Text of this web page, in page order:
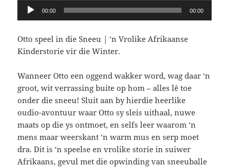
Audio
Player
00:00 00:00
Otto speel in die Sneeu | ‘n Vrolike Afrikaanse
Kinderstorie vir die Winter.
Wanneer Otto een oggend wakker word, wag daar ‘n
groot, wit verrassing buite op hom – alles lê toe
onder die sneeu! Sluit aan by hierdie heerlike
oudio-avontuur waar Otto sy sleis uithaal, nuwe
maats op die ys ontmoet, en selfs leer waarom ‘n
mens maar weerskant ‘n warm mus en serp moet
dra. Dit is ‘n speelse en vrolike storie in suiwer
Afrikaans, gevul met die opwinding van sneeuballe